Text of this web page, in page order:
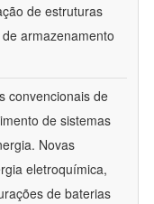
de estruturas
armazenamento
convencionais de
de sistemas
Novas
eletroquímica,
de baterias